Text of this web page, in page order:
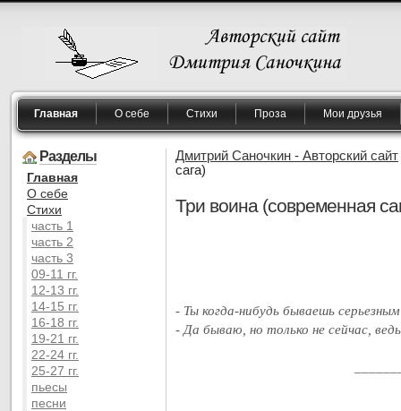
Главная О себе Стихи Проза Мои друзья
Разделы
Главная
O себе
Cтихи
часть 1
часть 2
часть 3
09-11 гг.
12-13 гг.
14-15 гг.
16-18 гг.
19-21 гг.
22-24 гг.
25-27 гг.
пьесы
песни
Дмитрий Саночкин - Авторский сайт
сага)
Три воина (современная
- Ты когда-нибудь бываешь
- Да бываю, но только не сейчас,